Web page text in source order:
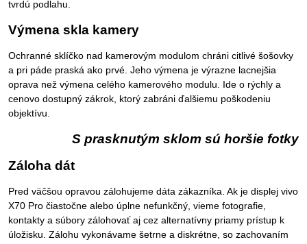
tvrdú podlahu.
Výmena skla kamery
Ochranné sklíčko nad kamerovým modulom chráni citlivé šošovky
a pri páde praská ako prvé. Jeho výmena je výrazne lacnejšia
oprava než výmena celého kamerového modulu. Ide o rýchly a
cenovo dostupný zákrok, ktorý zabráni ďalšiemu poškodeniu
objektívu.
S prasknutým sklom sú horšie fotky
Záloha dát
Pred väčšou opravou zálohujeme dáta zákazníka. Ak je displej vivo
X70 Pro čiastočne alebo úplne nefunkčný, vieme fotografie,
kontakty a súbory zálohovať aj cez alternatívny priamy prístup k
úložisku. Zálohu vykonávame šetrne a diskrétne, so zachovaním